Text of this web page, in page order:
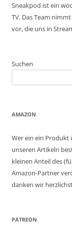
Sneakpod ist ein
TV. Das Team
vor, die uns in
Suchen
AMAZON
Wer ein ein Produkt
unseren Artikeln
kleinen Anteil des
Amazon-Partner
danken wir
PATREON